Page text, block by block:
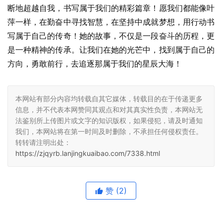
断地超越自我，书写属于我们的精彩篇章！愿我们都能像叶
萍一样，在勤奋中寻找智慧，在坚持中成就梦想，用行动书
写属于自己的传奇！她的故事，不仅是一段奋斗的历程，更
是一种精神的传承。让我们在她的光芒中，找到属于自己的
方向，勇敢前行，去追逐那属于我们的星辰大海！
本网站有部分内容均转载自其它媒体，转载目的在于传递更多
信息，并不代表本网赞同其观点和对其真实性负责，本网站无
法鉴别所上传图片或文字的知识版权，如果侵犯，请及时通知
我们，本网站将在第一时间及时删除，不承担任何侵权责任。
转转请注明出处：
https://zjqyrb.lanjingkuaibao.com/7338.html
赞 (2)